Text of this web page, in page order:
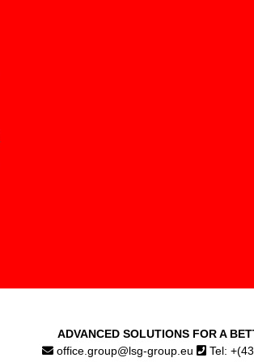
ADVANCED SOLUTIONS FOR A
office.group@lsg-group.eu
Tel: